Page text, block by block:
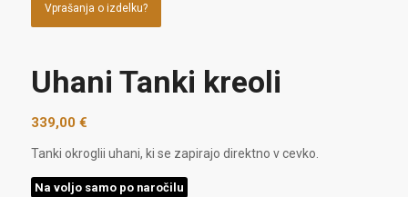
Vprašanja o izdelku?
Uhani Tanki kreoli
339,00 €
Tanki okroglii uhani, ki se zapirajo direktno v cevko.
Na voljo samo po naročilu